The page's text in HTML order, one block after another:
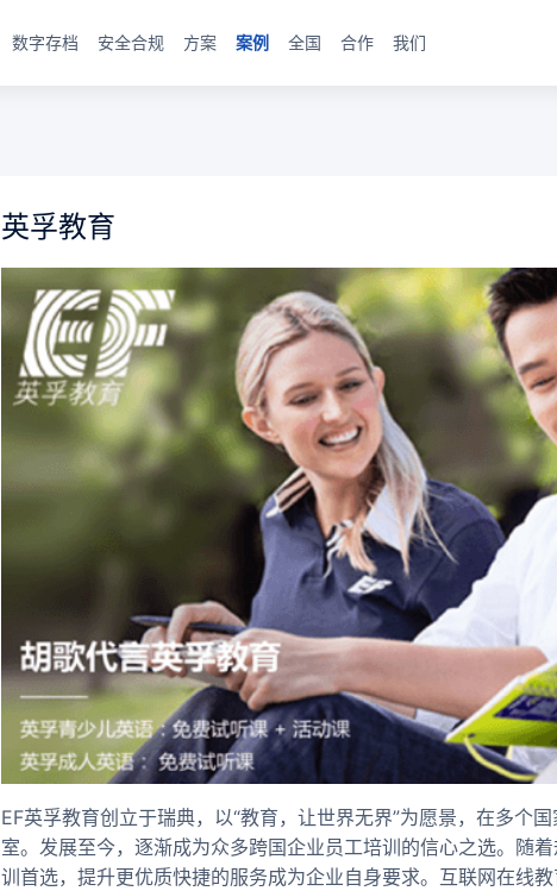
数字存档 安全合规 方案 案例 全国 合作 我们
英孚教育
EF英孚教育创立于瑞典，以“教育，让世界无界”为愿景，在多个
室。发展至今，逐渐成为众多跨国企业员工培训的信心之选。随
训首选，提升更优质快捷的服务成为企业自身要求。互联网在线